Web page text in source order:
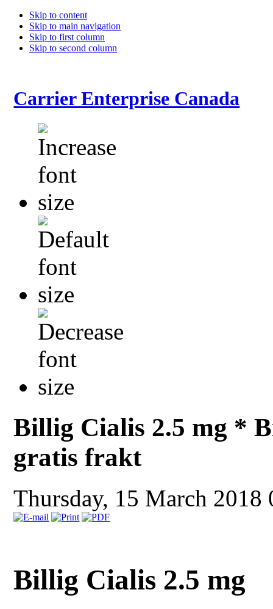
Skip to content
Skip to main navigation
Skip to first column
Skip to second column
Carrier Enterprise Canada
Billig Cialis 2.5 mg *
gratis frakt
Thursday, 15 March
Billig Cialis 2.5 mg